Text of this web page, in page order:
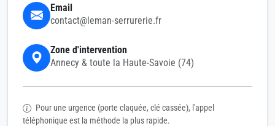
Email
contact@leman-serrurerie.fr
Zone d'intervention
Annecy & toute la Haute-Savoie (74)
Pour une urgence (porte claquée, clé cassée), l'appel
téléphonique est la méthode la plus rapide.